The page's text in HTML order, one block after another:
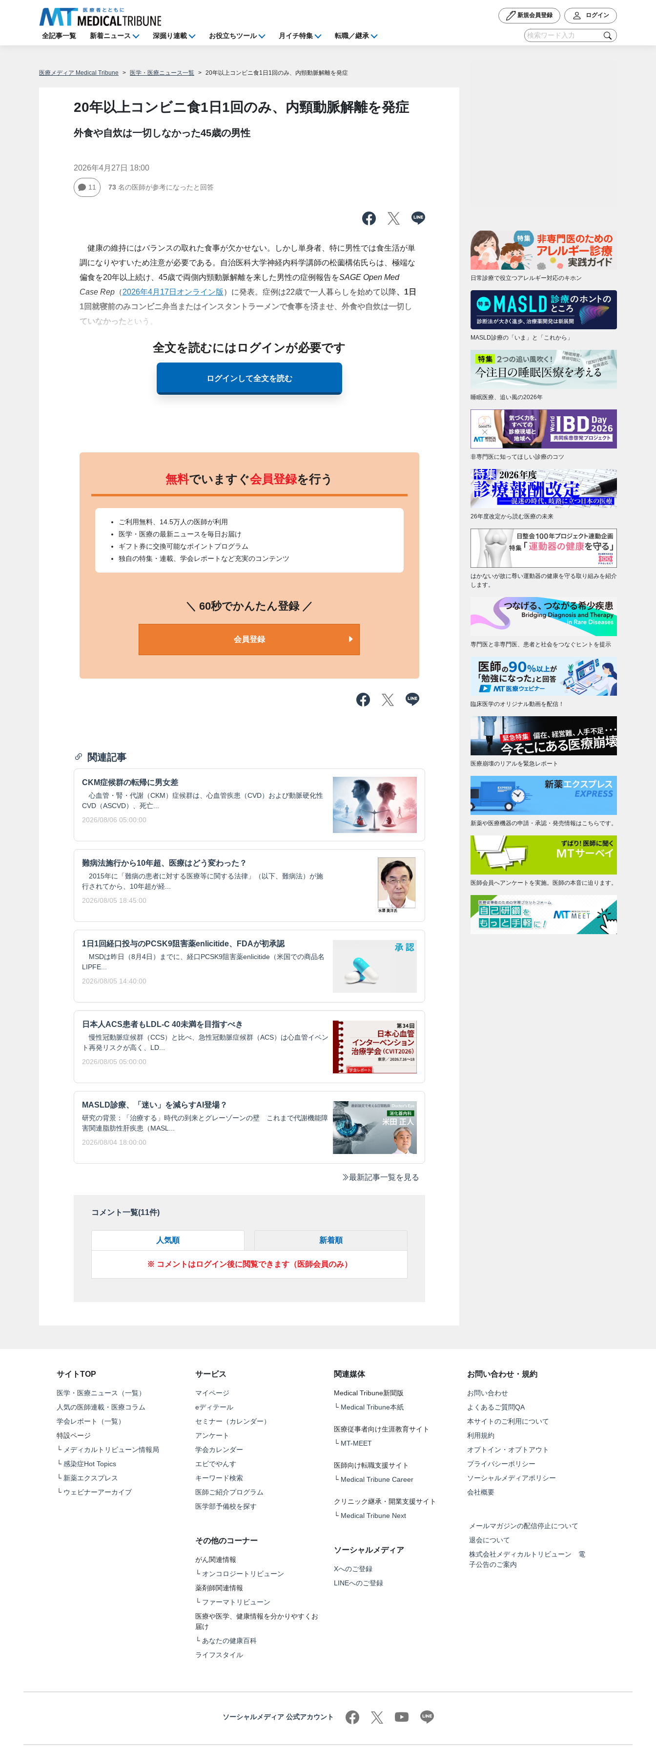
新規会員登録 ログイン
全記事一覧 新着ニュース 深掘り連載 お役立ちツール 月イチ特集 転職／継承
医療メディア Medical Tribune 医学・医療ニュース一覧 20年以上コンビニ食1日1回のみ、内頸動脈解離を発症
20年以上コンビニ食1日1回のみ、内頸動脈解離を発症
外食や自炊は一切しなかった45歳の男性
2026年4月27日 18:00
11 73名の医師が参考になったと回答
健康の維持にはバランスの取れた食事が欠かせない。しかし単身者、特に男性では食生活が単
調になりやすいため注意が必要である。自治医科大学神経内科学講師の松薗構佑氏らは、極端な
偏食を20年以上続け、45歳で両側内頸動脈解離を来した男性の症例報告をSAGE Open Med
Case Rep（2026年4月17日オンライン版 ）に発表。症例は22歳で一人暮らしを始めて以降、1日
1回就寝前のみコンビニ弁当またはインスタントラーメンで食事を済ませ、外食や自炊は一切し
ていなかった という。
全文を読むにはログインが必要です
ログインして全文を読む
無料でいますぐ会員登録を行う
ご利用無料、14.5万人の医師が利用
医学・医療の最新ニュースを毎日お届け
ギフト券に交換可能なポイントプログラム
独自の特集・連載、学会レポートなど充実のコンテンツ
＼ 60秒でかんたん登録 ／
会員登録
関連記事
CKM症候群の転帰に男女差
心血管・腎・代謝（CKM）症候群は、心血管疾患（CVD）および動脈硬化性
CVD（ASCVD）、死亡...
2026/08/06 05:00:00
難病法施行から10年超、医療はどう変わった？
2015年に「難病の患者に対する医療等に関する法律」（以下、難病法）が施
行されてから、10年超が経...
2026/08/05 18:45:00
1日1回経口投与のPCSK9阻害薬enlicitide、FDAが初承認
MSDは昨日（8月4日）までに、経口PCSK9阻害薬enlicitide（米国での商品名
LIPFE...
2026/08/05 14:40:00
日本人ACS患者もLDL-C 40未満を目指すべき
慢性冠動脈症候群（CCS）と比べ、急性冠動脈症候群（ACS）は心血管イベン
ト再発リスクが高く、LD...
2026/08/05 05:00:00
MASLD診療、「迷い」を減らすAI登場？
研究の背景：「治療する」時代の到来とグレーゾーンの壁 これまで代謝機能障
害関連脂肪性肝疾患（MASL...
2026/08/04 18:00:00
最新記事一覧を見る
コメント一覧(11件)
人気順 新着順
※ コメントはログイン後に閲覧できます（医師会員のみ）
日常診療で役立つアレルギー対応のキホン
MASLD診療の「いま」と「これから」
睡眠医療、追い風の2026年
非専門医に知ってほしい診療のコツ
26年度改定から読む医療の未来
はかないが故に尊い運動器の健康を守る取り組みを紹介
します。
専門医と非専門医、患者と社会をつなぐヒントを提示
臨床医学のオリジナル動画を配信！
医療崩壊のリアルを緊急レポート
新薬や医療機器の申請・承認・発売情報はこちらです。
医師会員へアンケートを実施。医師の本音に迫ります。
サイトTOP
医学・医療ニュース（一覧）
人気の医師連載・医療コラム
学会レポート（一覧）
特設ページ
└ メディカルトリビューン情報局
└ 感染症Hot Topics
└ 新薬エクスプレス
└ ウェビナーアーカイブ
サービス
マイページ
eディテール
セミナー（カレンダー）
アンケート
学会カレンダー
エビでやんす
キーワード検索
医師ご紹介プログラム
医学部予備校を探す
その他のコーナー
がん関連情報
└ オンコロジートリビューン
薬剤師関連情報
└ ファーマトリビューン
医療や医学、健康情報を分かりやすくお
届け
└ あなたの健康百科
ライフスタイル
関連媒体
Medical Tribune新聞版
└ Medical Tribune本紙
医療従事者向け生涯教育サイト
└ MT-MEET
医師向け転職支援サイト
└ Medical Tribune Career
クリニック継承・開業支援サイト
└ Medical Tribune Next
ソーシャルメディア
Xへのご登録
LINEへのご登録
お問い合わせ・規約
お問い合わせ
よくあるご質問QA
本サイトのご利用について
利用規約
オプトイン・オプトアウト
プライバシーポリシー
ソーシャルメディアポリシー
会社概要
メールマガジンの配信停止について
退会について
株式会社メディカルトリビューン 電
子公告のご案内
ソーシャルメディア 公式アカウント